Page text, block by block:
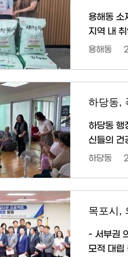
용해동 소
지역 내 취
지속되는
용해동
하당동,
하당동 행
신들의 건강 상태와
을 확인하
하당동
- 서부권
모적 대립 중단